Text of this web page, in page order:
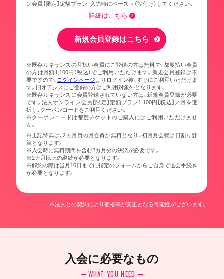
ン会員【限定】定額プラン」入力時にペースト（貼付け）してください。
詳細はこちら
新規会員登録はこちら
※既存ルネサンスの月払い会員にご登録の方は無料で、都度払い会員
の方は月額1,100円（税込）でご利用いただけます。新規会員登録は不
要ですので、 ログインページ よりログイン後、すぐにご利用いただけま
す。旧オアシスにご登録の方はご利用対象外となります。
※既存ルネサンスに会員登録されていない方は、新規会員登録が必要
です。法人オンライン会員【限定】定額プラン1,100円【税込】／月を選
択し、クーポンコードをご利用ください。
※クーポンコードは都度チケットのご購入にはご利用いただけませ
ん。
※上記特典は、2ヵ月目の月会費が無料となり、初月月会費は日割り計
算となります。
※入会時に無料期間を含む2カ月分の決済が必要です。
※2カ月以上の継続が必要となります。
※解約の際は当月10日までに指定のフォームからご自身で退会手続き
が必要となります。
※法人との契約により価格等が変更となる可能性がございます。
入会に必要なもの
WHAT YOU NEED